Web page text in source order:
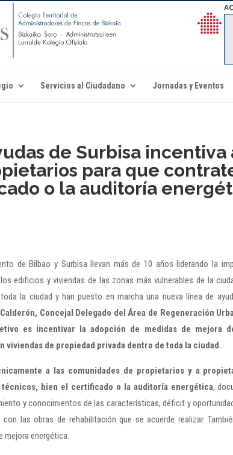
Servicios al Ciudadano Jornadas y Eventos
de Surbisa incentiva
para que
o la auditoría
de Bilbao y Surbisa llevan más de 10 años liderando la
edificios y viviendas de las zonas más vulnerables de la
la ciudad y han puesto en marcha una nueva línea de
Concejal Delegado del Área de Regeneración
es incentivar la adopción de medidas de mejora
de propiedad privada dentro de toda la ciudad.
a las comunidades de propietarios y a
bien el certificado o la auditoría energética,
y conocimientos de las características, déficit y
las obras de rehabilitación que se acuerde realizar.
mejora energética.